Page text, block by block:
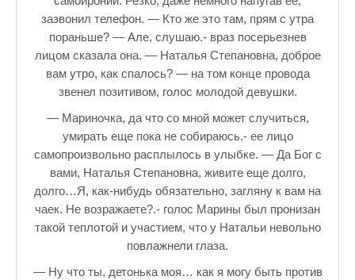
зазвонил телефон. — Кто же это там, прям с утра
пораньше? — Але, слушаю.- враз посерьезнев
лицом сказала она. — Наталья Степановна, доброе
вам утро, как спалось? — на том конце провода
звенел позитивом, голос молодой девушки.
— Мариночка, да что со мной может случиться,
умирать еще пока не собираюсь.- ее лицо
самопроизвольно расплылось в улыбке. — Да Бог с
вами, Наталья Степановна, живите еще долго,
долго…Я, как-нибудь обязательно, загляну к вам на
чаек. Не возражаете?.- голос Марины был пронизан
такой теплотой и участием, что у Натальи невольно
повлажнели глаза.
— Ну что ты, детонька моя… как я могу быть против